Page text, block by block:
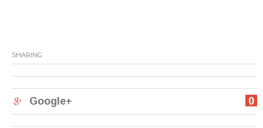
SHARING
0
Google+